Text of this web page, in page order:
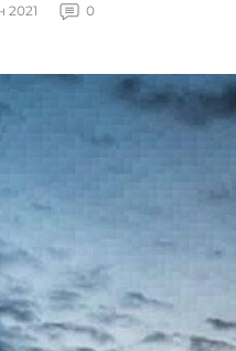
2021 0